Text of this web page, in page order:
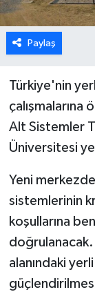
Paylaş
Türkiye'nin
çalışmalarına
Alt Sistemler
Üniversitesi
Yeni
sistemlerinin
koşullarına
doğrulanacak.
alanındaki
Gediz
Genel
Gündem
Hisarcık
Köşe
Kültür
Kütahya